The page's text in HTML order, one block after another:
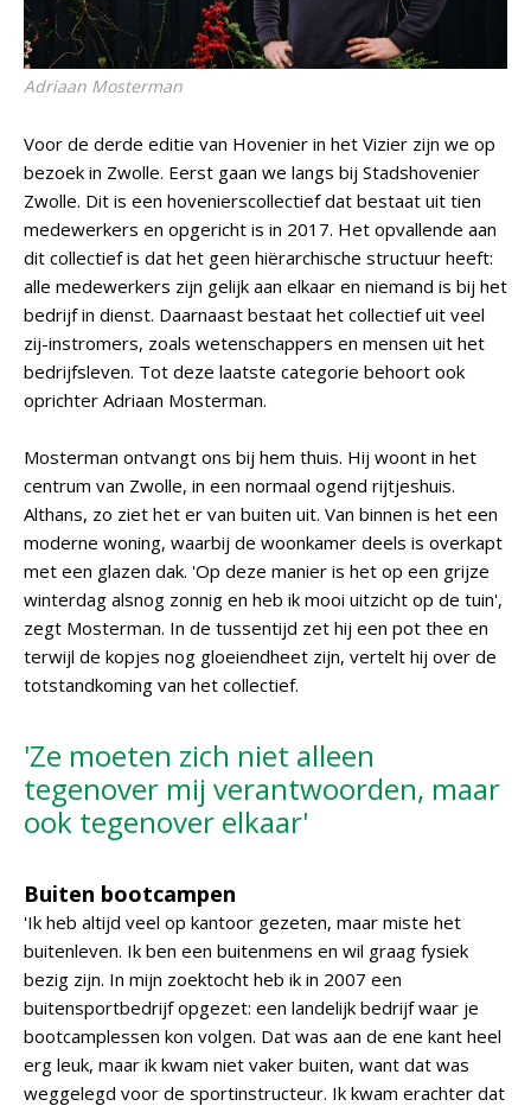
Adriaan Mosterman
Voor de derde editie van Hovenier in het Vizier zijn we op
bezoek in Zwolle. Eerst gaan we langs bij Stadshovenier
Zwolle. Dit is een hovenierscollectief dat bestaat uit tien
medewerkers en opgericht is in 2017. Het opvallende aan
dit collectief is dat het geen hiërarchische structuur heeft:
alle medewerkers zijn gelijk aan elkaar en niemand is bij het
bedrijf in dienst. Daarnaast bestaat het collectief uit veel
zij-instromers, zoals wetenschappers en mensen uit het
bedrijfsleven. Tot deze laatste categorie behoort ook
oprichter Adriaan Mosterman.
Mosterman ontvangt ons bij hem thuis. Hij woont in het
centrum van Zwolle, in een normaal ogend rijtjeshuis.
Althans, zo ziet het er van buiten uit. Van binnen is het een
moderne woning, waarbij de woonkamer deels is overkapt
met een glazen dak. 'Op deze manier is het op een grijze
winterdag alsnog zonnig en heb ik mooi uitzicht op de tuin',
zegt Mosterman. In de tussentijd zet hij een pot thee en
terwijl de kopjes nog gloeiendheet zijn, vertelt hij over de
totstandkoming van het collectief.
'Ze moeten zich niet alleen
tegenover mij verantwoorden, maar
ook tegenover elkaar'
Buiten bootcampen
'Ik heb altijd veel op kantoor gezeten, maar miste het
buitenleven. Ik ben een buitenmens en wil graag fysiek
bezig zijn. In mijn zoektocht heb ik in 2007 een
buitensportbedrijf opgezet: een landelijk bedrijf waar je
bootcamplessen kon volgen. Dat was aan de ene kant heel
erg leuk, maar ik kwam niet vaker buiten, want dat was
weggelegd voor de sportinstructeur. Ik kwam erachter dat